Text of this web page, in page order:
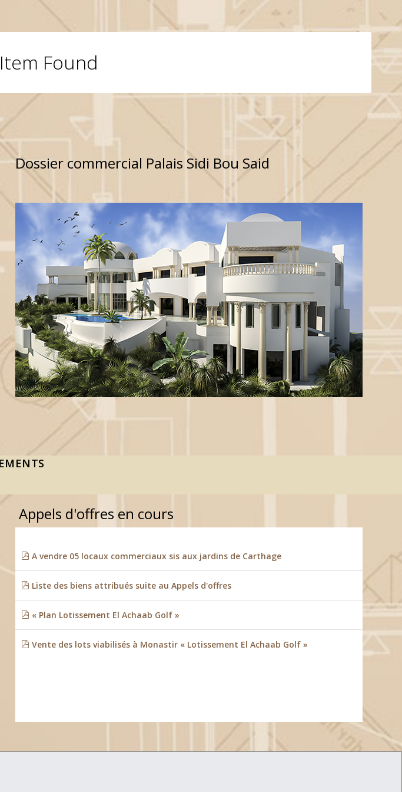
Found
Dossier commercial Palais Sidi Bou Said
Appels d'offres en cours
A vendre 05 locaux commerciaux sis aux jardins de Carthage
Liste des biens attribués suite au Appels d'offres
« Plan Lotissement El Achaab Golf »
Vente des lots viabilisés à Monastir « Lotissement El Achaab Golf »